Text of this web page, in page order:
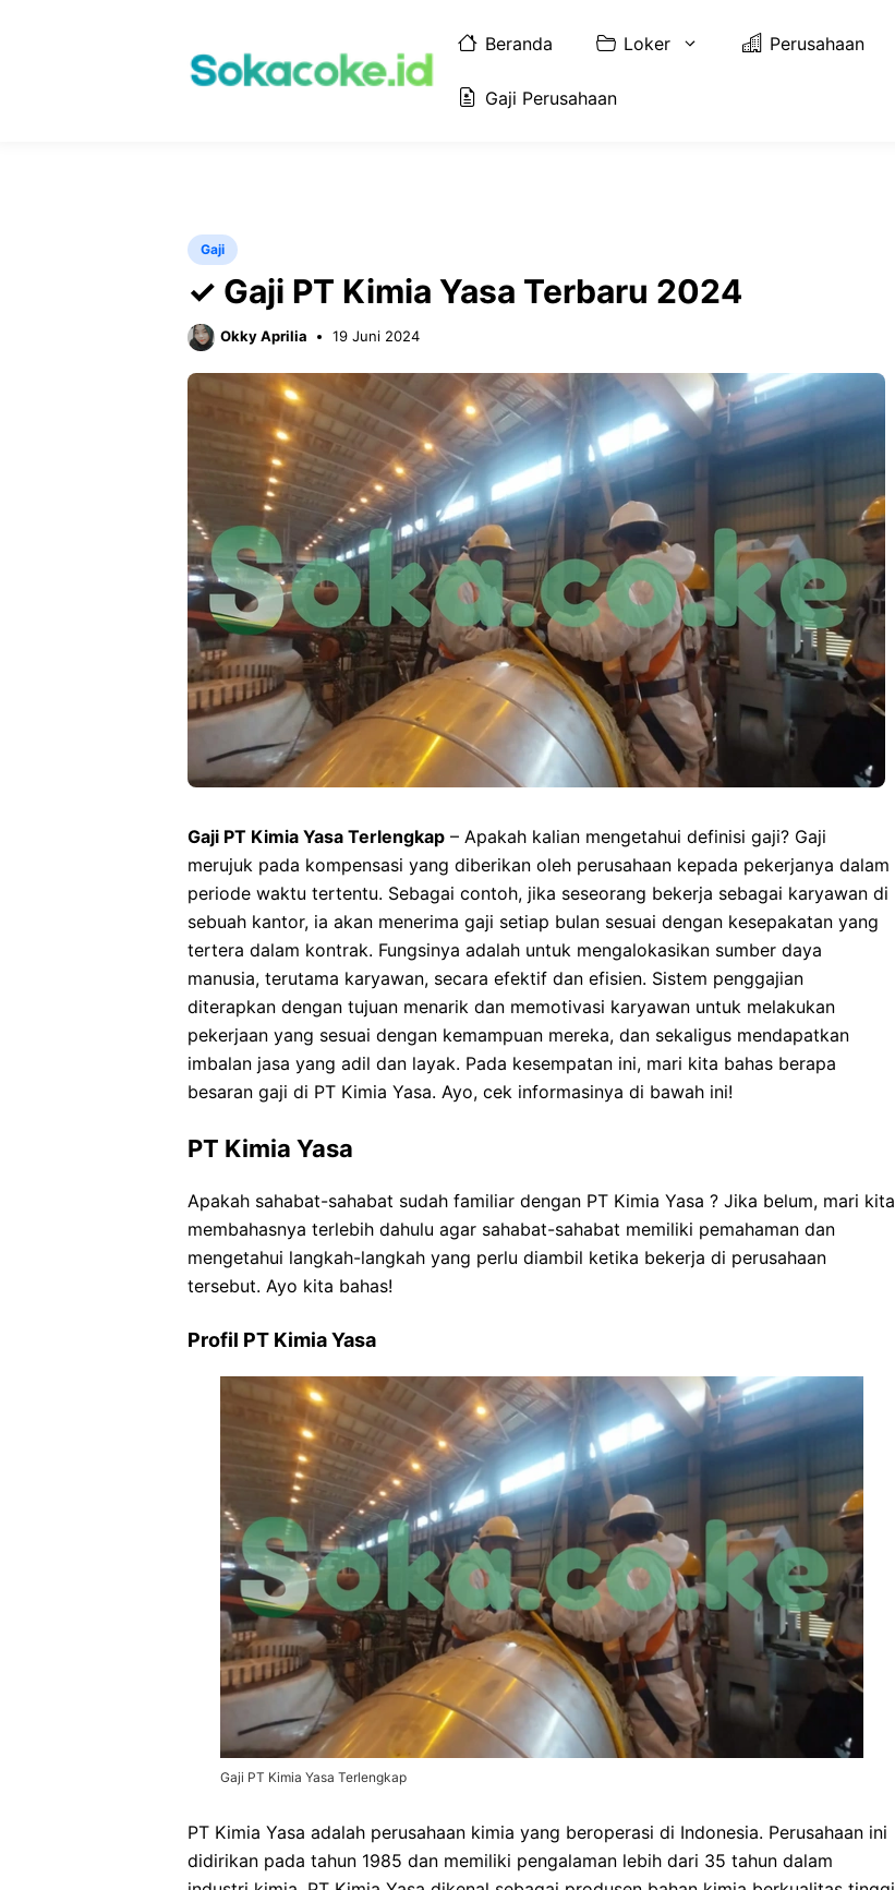
Beranda Loker Perusahaan
Gaji Perusahaan
Gaji
✓ Gaji PT Kimia Yasa Terbaru 2024
Okky Aprilia 19 Juni 2024
Gaji PT Kimia Yasa Terlengkap – Apakah kalian mengetahui definisi gaji? Gaji
merujuk pada kompensasi yang diberikan oleh perusahaan kepada pekerjanya dalam
periode waktu tertentu. Sebagai contoh, jika seseorang bekerja sebagai karyawan di
sebuah kantor, ia akan menerima gaji setiap bulan sesuai dengan kesepakatan yang
tertera dalam kontrak. Fungsinya adalah untuk mengalokasikan sumber daya
manusia, terutama karyawan, secara efektif dan efisien. Sistem penggajian
diterapkan dengan tujuan menarik dan memotivasi karyawan untuk melakukan
pekerjaan yang sesuai dengan kemampuan mereka, dan sekaligus mendapatkan
imbalan jasa yang adil dan layak. Pada kesempatan ini, mari kita bahas berapa
besaran gaji di PT Kimia Yasa. Ayo, cek informasinya di bawah ini!
PT Kimia Yasa
Apakah sahabat-sahabat sudah familiar dengan PT Kimia Yasa ? Jika belum, mari kita
membahasnya terlebih dahulu agar sahabat-sahabat memiliki pemahaman dan
mengetahui langkah-langkah yang perlu diambil ketika bekerja di perusahaan
tersebut. Ayo kita bahas!
Profil PT Kimia Yasa
Gaji PT Kimia Yasa Terlengkap
PT Kimia Yasa adalah perusahaan kimia yang beroperasi di Indonesia. Perusahaan ini
didirikan pada tahun 1985 dan memiliki pengalaman lebih dari 35 tahun dalam